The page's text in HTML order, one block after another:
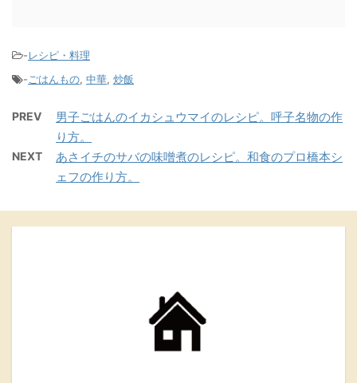
-レシピ・料理
- ごはんもの, 中華, 炒飯
PREV
男子ごはんのイカシュウマイのレシピ。呼子名物の作
り方。
NEXT
あさイチのサバの味噌煮のレシピ。和食のプロ橋本シ
ェフの作り方。